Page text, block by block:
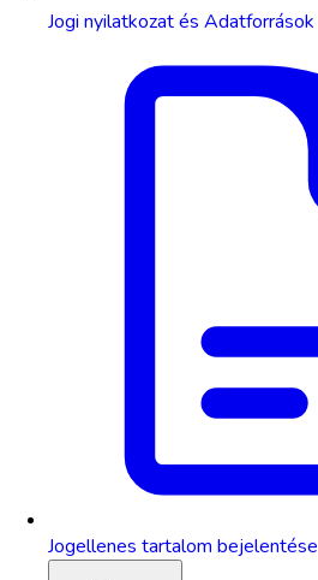
Jogi nyilatkozat és Adatforrások
Jogellenes tartalom bejelentése